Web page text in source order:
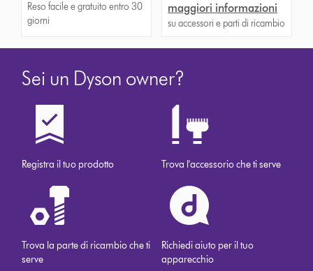
Reso facile e gratuito entro 30
giorni
maggiori informazioni
su accessori e parti di ricambio
Sei un Dyson owner?
Registra il tuo prodotto Trova l'accessorio che ti serve
Trova la parte di ricambio che ti
serve
Richiedi aiuto per il tuo
apparecchio